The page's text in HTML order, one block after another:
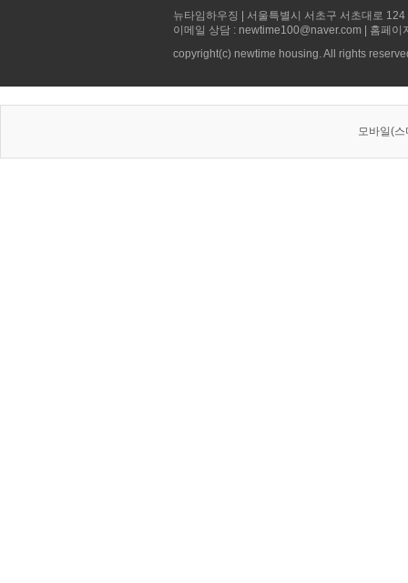
뉴타임하우징 | 서울특별시 서초구 서초대로
이메일 상담 : newtime100@naver.com | 홈페
copyright(c) newtime housing. All rights
모바일(